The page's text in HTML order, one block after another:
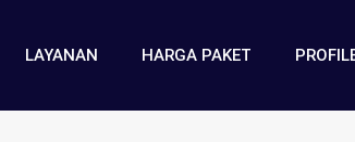
LAYANAN HARGA PAKET